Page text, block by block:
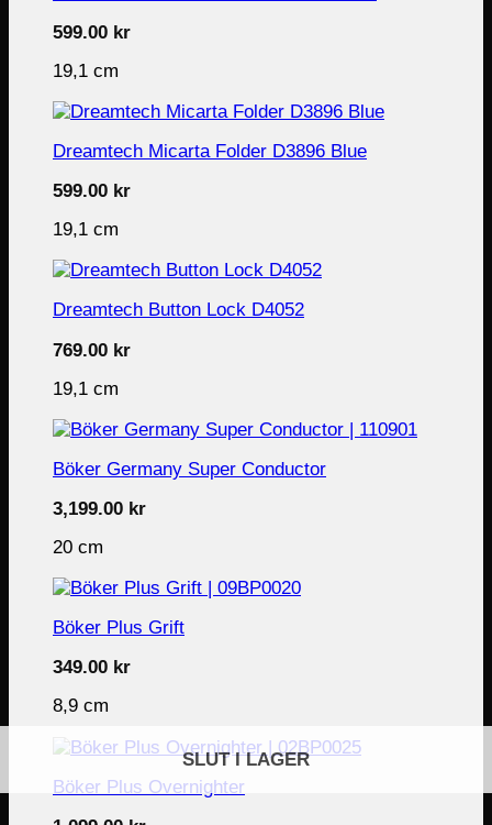
599.00 kr
19,1 cm
Dreamtech Micarta Folder D3896 Blue
599.00 kr
19,1 cm
Dreamtech Button Lock D4052
769.00 kr
19,1 cm
Böker Germany Super Conductor
3,199.00 kr
20 cm
Böker Plus Grift
349.00 kr
8,9 cm
Böker Plus Overnighter
SLUT I LAGER